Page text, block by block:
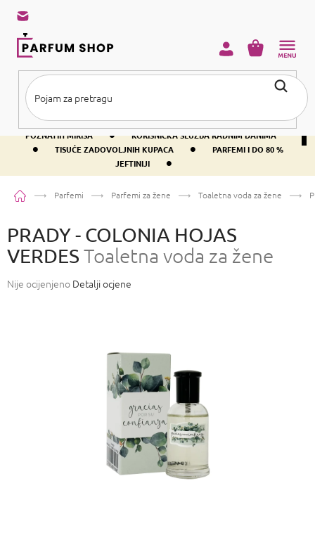
sadržaj
BESPLATNA DOSTAVA IZNAD PRIBLIŽNO 37 € •
400+ SVJETSKI
POZNATIH MIRISA
• KORISNIČKA SLUŽBA RADNIM DANIMA
• TISUĆE ZADOVOLJNIH KUPACA •
PARFEMI I DO 80 %
JEFTINIJI
•
KOŠARICA
PočetnaParfemi Parfemi za žene Toaletna voda za žene
PRADY - COLONIA HOJAS
VERDES Toaletna voda za žene
Prosječna
Nije ocijenjeno Detalji ocjene